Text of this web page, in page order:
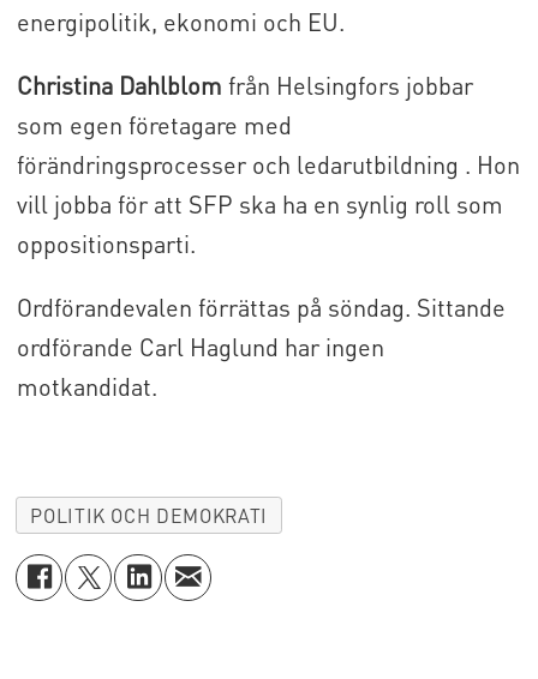
energipolitik, ekonomi och EU.
Christina Dahlblom från Helsingfors jobbar
som egen företagare med
förändringsprocesser och ledarutbildning . Hon
vill jobba för att SFP ska ha en synlig roll som
oppositionsparti.
Ordförandevalen förrättas på söndag. Sittande
ordförande Carl Haglund har ingen
motkandidat.
POLITIK OCH DEMOKRATI